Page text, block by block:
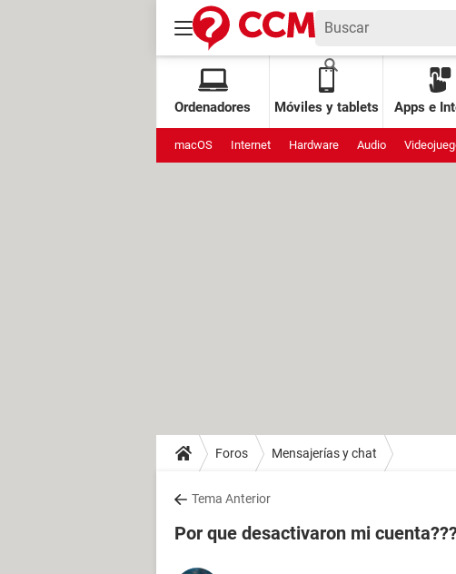
Ordenadores Móviles y tablets Apps e
macOS Internet Hardware Audio
Foros Mensajerías y chat
Tema Anterior
Por que desactivaron mi